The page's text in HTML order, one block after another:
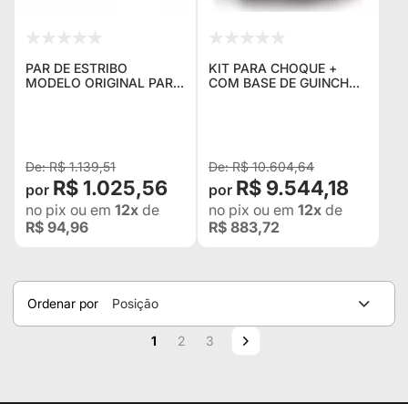
PAR DE ESTRIBO
MODELO ORIGINAL PARA
R$ 1.139,51
R$ 1.025,56
no pix ou em 12x de
R$ 94,96
KIT PARA CHOQUE +
COM BASE DE GUINCHO+
R$ 10.604,64
R$ 9.544,18
no pix ou em 12x de
R$ 883,72
Ordenar por
Posição
Página
Você esta lendo a pagina
1 Página
2 Página
3 Página
Próximo